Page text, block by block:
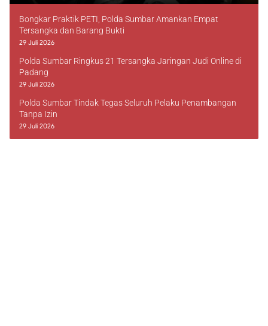
Bongkar Praktik PETI, Polda Sumbar Amankan Empat
Tersangka dan Barang Bukti
29 Juli 2026
Polda Sumbar Ringkus 21 Tersangka Jaringan Judi Online di
Padang
29 Juli 2026
Polda Sumbar Tindak Tegas Seluruh Pelaku Penambangan
Tanpa Izin
29 Juli 2026